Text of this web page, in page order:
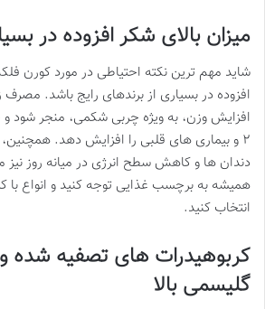
میزان بالای شکر افزوده در
شاید مهم ترین نکته احتیاطی در مورد کورن
افزوده در بسیاری از برندهای رایج باشد. مصرف
افزایش وزن، به ویژه چربی شکمی، منجر شود و
۲ و بیماری های قلبی را افزایش دهد.
دندان ها و کاهش سطح انرژی در میانه روز نیز
همیشه به برچسب غذایی توجه کنید و انواع با
انتخاب کنید.
کربوهیدرات های تصفیه
گلیسمی بالا